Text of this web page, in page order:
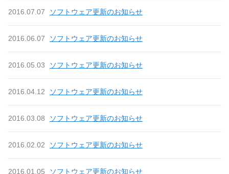
2016.07.07 ソフトウェア更新のお知らせ
2016.06.07 ソフトウェア更新のお知らせ
2016.05.03 ソフトウェア更新のお知らせ
2016.04.12 ソフトウェア更新のお知らせ
2016.03.08 ソフトウェア更新のお知らせ
2016.02.02 ソフトウェア更新のお知らせ
2016.01.05 ソフトウェア更新のお知らせ